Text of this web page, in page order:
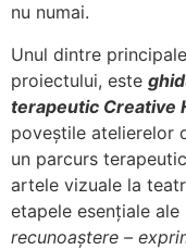
nu numai.
Unul dintre
proiectului, este
terapeutic Creative
poveștile atelierelor
un parcurs
artele vizuale la
etapele esențiale
recunoaștere –